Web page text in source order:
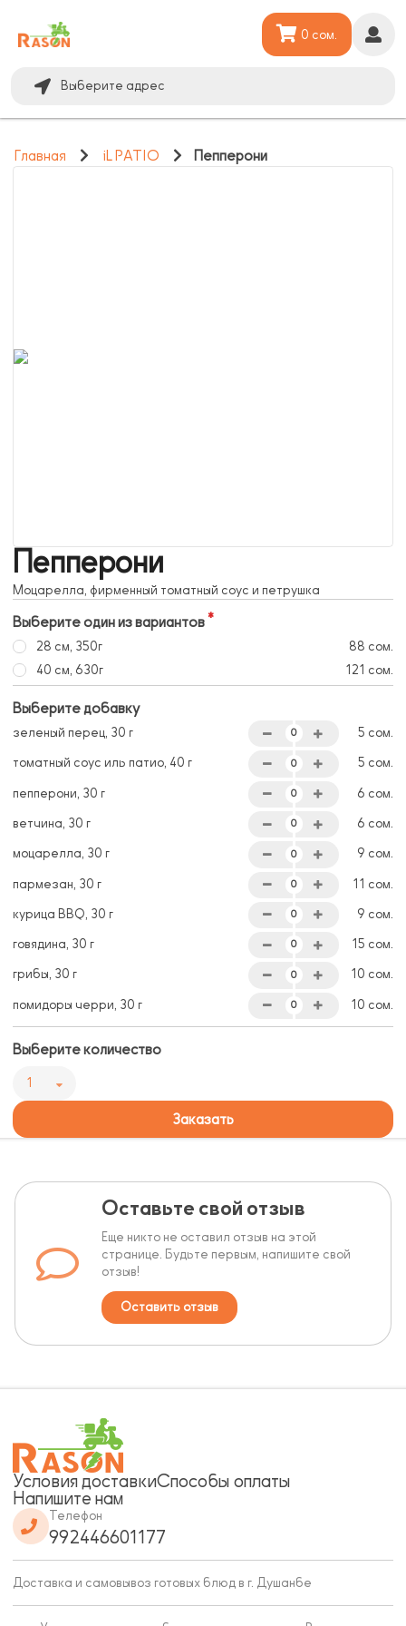
Выберите адрес
0 сом.
Главная iL PATIO Пепперони
Пепперони
Моцарелла, фирменный томатный соус и петрушка
Выберите один из вариантов
28 см, 350г
88 сом.
40 см, 630г
121 сом.
Выберите добавку
зеленый перец, 30 г 5 сом.
томатный соус иль патио, 40 г 5 сом.
пепперони, 30 г 6 сом.
ветчина, 30 г 6 сом.
моцарелла, 30 г 9 сом.
пармезан, 30 г 11 сом.
курица BBQ, 30 г 9 сом.
говядина, 30 г 15 сом.
грибы, 30 г 10 сом.
помидоры черри, 30 г 10 сом.
Выберите количество
1
Заказать
Оставьте свой отзыв
Еще никто не оставил отзыв на этой
странице. Будьте первым, напишите свой
отзыв!
Оставить отзыв
Условия доставкиСпособы оплаты
Напишите нам
Телефон
992446601177
Доставка и самовывоз готовых блюд в г. Душанбе